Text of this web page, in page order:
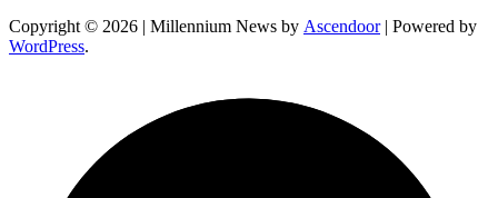
Copyright © 2026 | Millennium News by Ascendoor| Powered by
WordPress.